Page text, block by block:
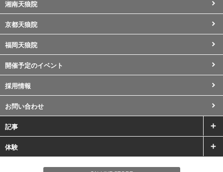
湘南天狼院
京都天狼院
福岡天狼院
開催予定のイベント
採用情報
お問い合わせ
記事
体験